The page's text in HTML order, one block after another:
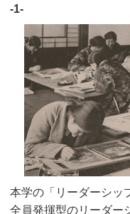
-1-
本学の「リーダーシッ
全員発揮型のリーダー